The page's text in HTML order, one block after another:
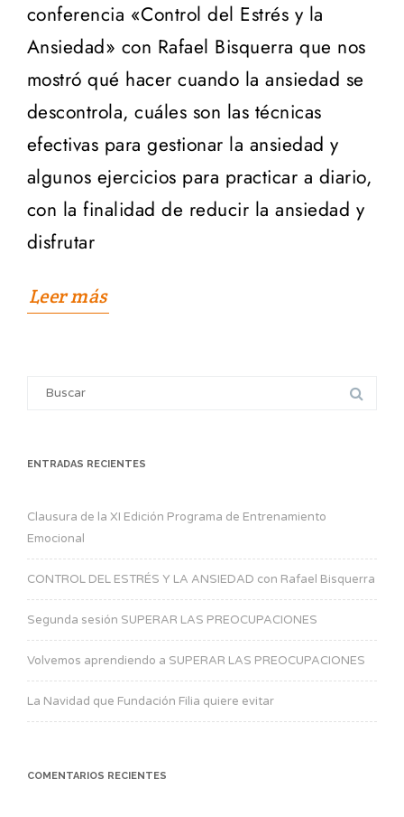
conferencia «Control del Estrés y la
Ansiedad» con Rafael Bisquerra que nos
mostró qué hacer cuando la ansiedad se
descontrola, cuáles son las técnicas
efectivas para gestionar la ansiedad y
algunos ejercicios para practicar a diario,
con la finalidad de reducir la ansiedad y
disfrutar
Leer más
Search
ENTRADAS RECIENTES
Clausura de la XI Edición Programa de Entrenamiento
Emocional
CONTROL DEL ESTRÉS Y LA ANSIEDAD con Rafael Bisquerra
Segunda sesión SUPERAR LAS PREOCUPACIONES
Volvemos aprendiendo a SUPERAR LAS PREOCUPACIONES
La Navidad que Fundación Filia quiere evitar
COMENTARIOS RECIENTES